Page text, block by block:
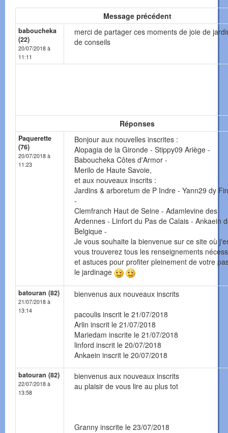
Message précédent
baboucheka
(22)
20/07/2018 à
11:11
merci de partager ces moments de joie de
de conseils
Réponses
Paquerette
(76)
20/07/2018 à
11:23
Bonjour aux nouvelles inscrites :
Alopagia de la Gironde - Stippy09 Ariège -
Baboucheka Côtes d'Armor -
Merilo de Haute Savoie,
et aux nouveaux inscrits :
Jardins & arboretum de P Indre - Yann29 dy
-
Clemfranch Haut de Seine - Adamlevine des
Ardennes - Linfort du Pas de Calais - Ankaein
Belgique -
Je vous souhaite la bienvenue sur ce site où
vous trouverez tous les renseignements
et astuces pour profiter pleinement de votre
le jardinage
batouran (82)
21/07/2018 à
13:14
bienvenus aux nouveaux inscrits
pacoulis inscrit le 21/07/2018
Arlin inscrit le 21/07/2018
Mariedam inscrite le 21/07/2018
linford inscrit le 20/07/2018
Ankaein inscrit le 20/07/2018
batouran (82)
22/07/2018 à
13:58
bienvenus aux nouveaux inscrits
au plaisir de vous lire au plus tot
Granny inscrite le 23/07/2018